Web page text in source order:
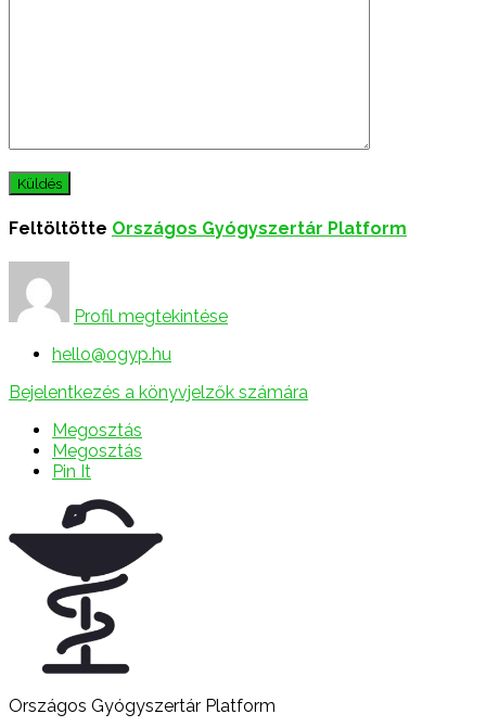
Feltöltötte Országos Gyógyszertár Platform
Profil megtekintése
hello@ogyp.hu
Bejelentkezés a könyvjelzők számára
Megosztás
Megosztás
Pin It
Országos Gyógyszertár Platform